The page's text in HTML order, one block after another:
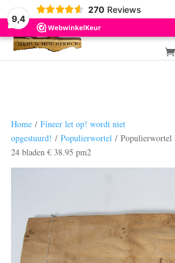
9,4
270 Reviews
Home/ Fineer let op! wordt niet
opgestuurd! / Populierwortel/ Populierwortel
24 bladen € 38.95 pm2